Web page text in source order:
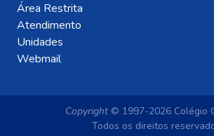
Área Restrita
Atendimento
Unidades
Webmail
Copyright© 1997-2026 Colégio
Todos os direitos